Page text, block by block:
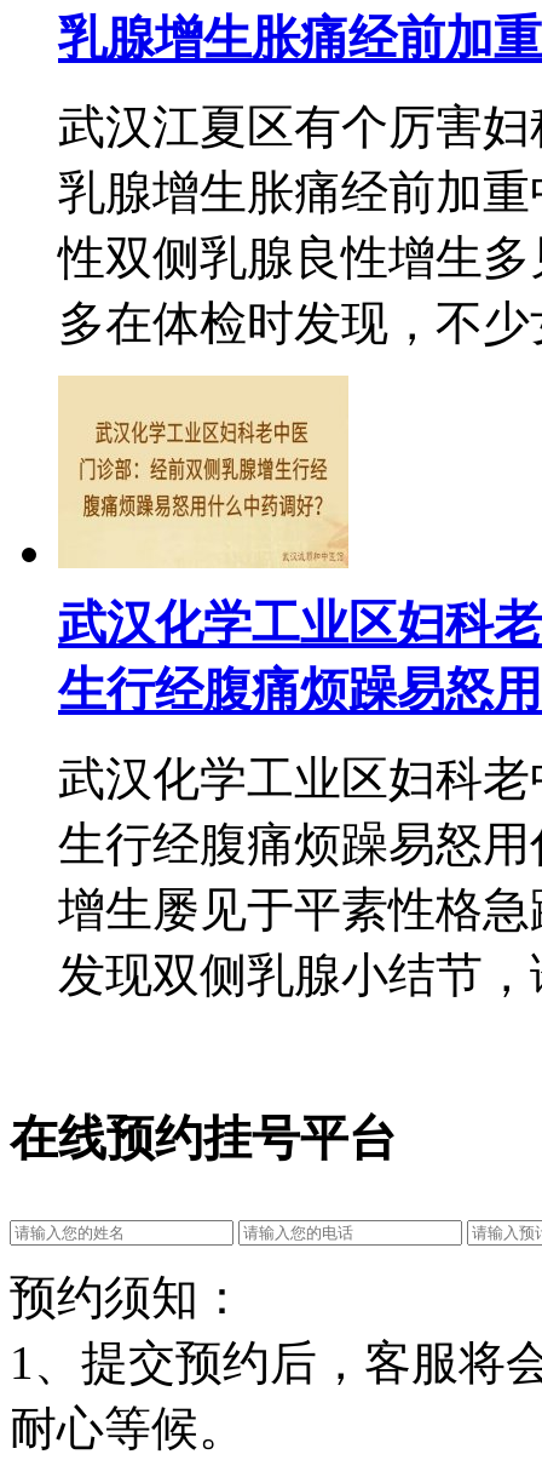
乳腺增生胀痛经前加重
武汉江夏区有个厉害
乳腺增生胀痛经前加
性双侧乳腺良性增生
多在体检时发现，不少
武汉化学工业区妇科
生行经腹痛烦躁易怒用
武汉化学工业区妇科
生行经腹痛烦躁易怒
增生屡见于平素性格
发现双侧乳腺小结节，
在线预约挂号平台
预约须知：
1、提交预约后，客服将
耐心等候。